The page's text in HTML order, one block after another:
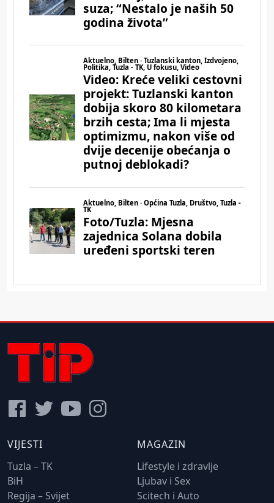
VIJESTI
Tuzla – TK
BiH
Regija – Svijet
MAGAZIN
Lifestyle i zdravlje
Ljubav i Sex
Scitech i Auto